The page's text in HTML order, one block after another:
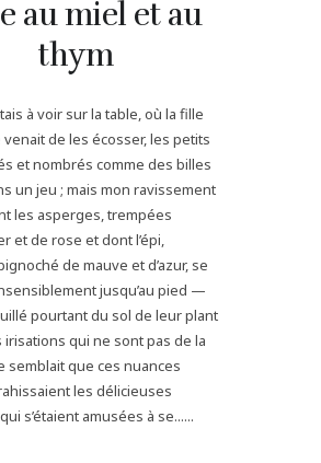
au miel et au
thym
à voir sur la table, où la fille
de les écosser, les petits
et nombrés comme des billes
un jeu ; mais mon ravissement
les asperges, trempées
et de rose et dont l’épi,
de mauve et d’azur, se
jusqu’au pied —
pourtant du sol de leur plant
qui ne sont pas de la
semblait que ces nuances
les délicieuses
s’étaient amusées à se......